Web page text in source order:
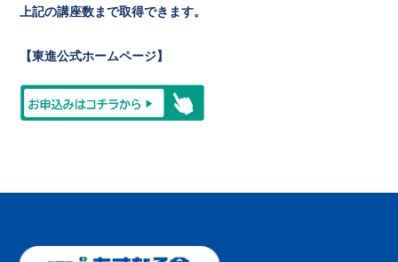
上記の講座数まで取得できます。
【東進公式ホームページ】